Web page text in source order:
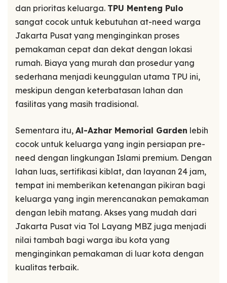
dan prioritas keluarga. TPU Menteng Pulo
sangat cocok untuk kebutuhan at-need warga
Jakarta Pusat yang menginginkan proses
pemakaman cepat dan dekat dengan lokasi
rumah. Biaya yang murah dan prosedur yang
sederhana menjadi keunggulan utama TPU ini,
meskipun dengan keterbatasan lahan dan
fasilitas yang masih tradisional.
Sementara itu, Al-Azhar Memorial Garden lebih
cocok untuk keluarga yang ingin persiapan pre-
need dengan lingkungan Islami premium. Dengan
lahan luas, sertifikasi kiblat, dan layanan 24 jam,
tempat ini memberikan ketenangan pikiran bagi
keluarga yang ingin merencanakan pemakaman
dengan lebih matang. Akses yang mudah dari
Jakarta Pusat via Tol Layang MBZ juga menjadi
nilai tambah bagi warga ibu kota yang
menginginkan pemakaman di luar kota dengan
kualitas terbaik.